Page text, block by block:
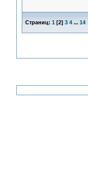
Страниц: 1 [2] 3 4 ... 14